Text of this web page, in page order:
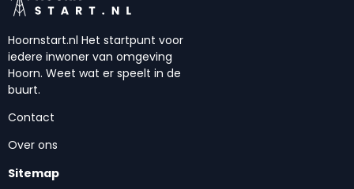
Hoornstart.nl Het startpunt voor
iedere inwoner van omgeving
Hoorn. Weet wat er speelt in de
buurt.
Contact
Over ons
Sitemap